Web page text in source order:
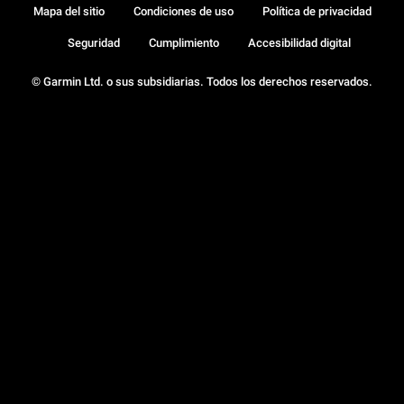
© Garmin Ltd. o sus subsidiarias. Todos los derechos reservados.
Mapa del sitio Condiciones de uso Política de privacidad
Seguridad Cumplimiento Accesibilidad digital